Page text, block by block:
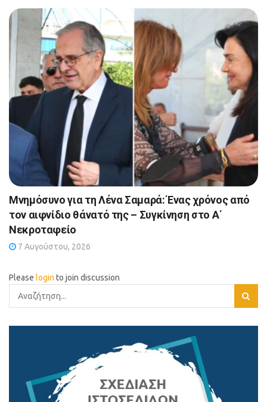
Μνημόσυνο για τη Λένα Σαμαρά: Ένας χρόνος από
τον αιφνίδιο θάνατό της – Συγκίνηση στο Α΄
Νεκροταφείο
7 Αυγούστου, 2026
Please login to join discussion